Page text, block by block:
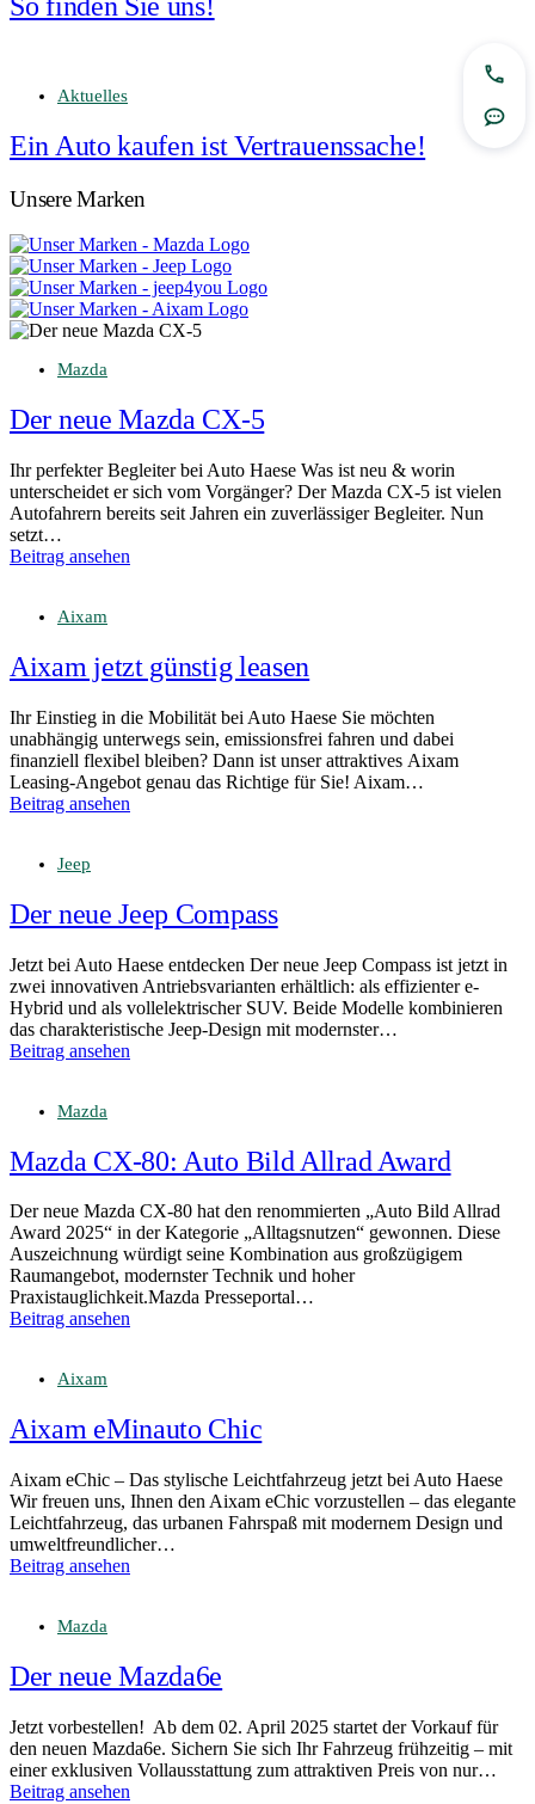
Aktuelles
Ein Auto kaufen ist Vertrauenssache!
Unsere Marken
Mazda
Der neue Mazda CX-5
Ihr perfekter Begleiter bei Auto Haese Was ist neu & worin
unterscheidet er sich vom Vorgänger? Der Mazda CX-5 ist vielen
Autofahrern bereits seit Jahren ein zuverlässiger Begleiter. Nun
setzt…
Beitrag ansehen
Aixam
Aixam jetzt günstig leasen
Ihr Einstieg in die Mobilität bei Auto Haese Sie möchten
unabhängig unterwegs sein, emissionsfrei fahren und dabei
finanziell flexibel bleiben? Dann ist unser attraktives Aixam
Leasing-Angebot genau das Richtige für Sie! Aixam…
Beitrag ansehen
Jeep
Der neue Jeep Compass
Jetzt bei Auto Haese entdecken Der neue Jeep Compass ist jetzt in
zwei innovativen Antriebsvarianten erhältlich: als effizienter e-
Hybrid und als vollelektrischer SUV. Beide Modelle kombinieren
das charakteristische Jeep-Design mit modernster…
Beitrag ansehen
Mazda
Mazda CX‑80: Auto Bild Allrad Award
Der neue Mazda CX-80 hat den renommierten „Auto Bild Allrad
Award 2025“ in der Kategorie „Alltagsnutzen“ gewonnen. Diese
Auszeichnung würdigt seine Kombination aus großzügigem
Raumangebot, modernster Technik und hoher
Praxistauglichkeit.Mazda Presseportal…
Beitrag ansehen
Aixam
Aixam eMinauto Chic
Aixam eChic – Das stylische Leichtfahrzeug jetzt bei Auto Haese
Wir freuen uns, Ihnen den Aixam eChic vorzustellen – das elegante
Leichtfahrzeug, das urbanen Fahrspaß mit modernem Design und
umweltfreundlicher…
Beitrag ansehen
Mazda
Der neue Mazda6e
Jetzt vorbestellen! Ab dem 02. April 2025 startet der Vorkauf für
den neuen Mazda6e. Sichern Sie sich Ihr Fahrzeug frühzeitig – mit
einer exklusiven Vollausstattung zum attraktiven Preis von nur…
Beitrag ansehen
Jetzt